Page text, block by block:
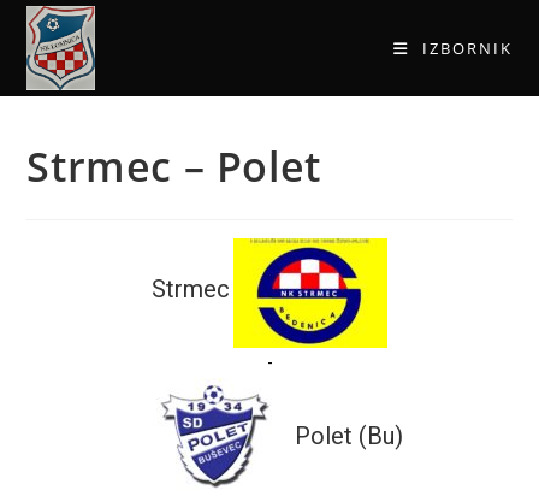
IZBORNIK
Strmec – Polet
Strmec
-
Polet (Bu)